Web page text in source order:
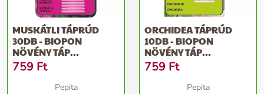
MUSKÁTLI TÁPRÚD
30DB - BIOPON
NÖVÉNY TÁP
NÖVEKEDÉS ÉS SZÍN
SERKEN...
759 Ft
Pepita
ORCHIDEA TÁPRÚD
10DB - BIOPON
NÖVÉNY TÁP
NÖVEKEDÉS ÉS SZÍN
SERKEN...
759 Ft
Pepita